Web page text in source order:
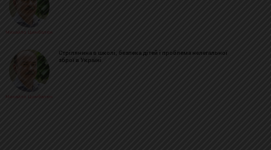
Михайло Цимбалюк
Михайло Цимбалюк
Стрілянина в школі, безпека дітей і проблема нелегальної
зброї в Україні